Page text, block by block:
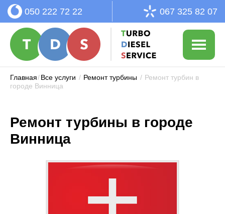
050 222 72 22 067 325 82 07
Главная/Все услуги / Ремонт турбины / Ремонт турбин в
городе Винница
Ремонт турбины в городе
Винница